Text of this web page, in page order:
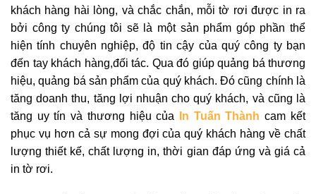
khách hàng hài lòng, và chắc chắn, mỗi tờ rơi được in ra
bởi công ty chúng tôi sẽ là một sản phẩm góp phần thể
hiện tính chuyên nghiệp, độ tin cậy của quý công ty bạn
đến tay khách hàng,đối tác. Qua đó giúp quảng bá thương
hiệu, quảng bá sản phẩm của quý khách. Đó cũng chính là
tăng doanh thu, tăng lợi nhuận cho quý khách, và cũng là
tăng uy tín và thương hiệu của
In Tuấn Thành cam kết
phục vụ hơn cả sự mong đợi của quý khách hàng về chất
lượng thiết kế, chất lượng in, thời gian đáp ứng và giá cả
in tờ rơi.